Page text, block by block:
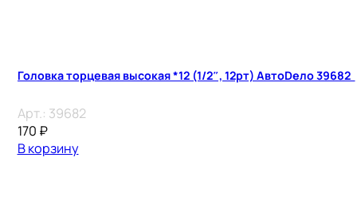
Головка торцевая высокая *12 (1/2″, 12рт) АвтоDело 39682
Арт.: 39682
170 ₽
В корзину